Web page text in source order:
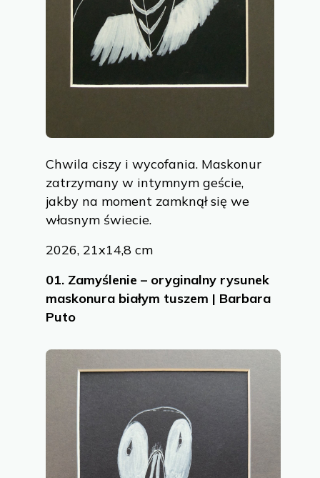
Chwila ciszy i wycofania. Maskonur
zatrzymany w intymnym geście,
jakby na moment zamknął się we
własnym świecie.
2026, 21x14,8 cm
01. Zamyślenie – oryginalny rysunek
maskonura białym tuszem | Barbara
Puto